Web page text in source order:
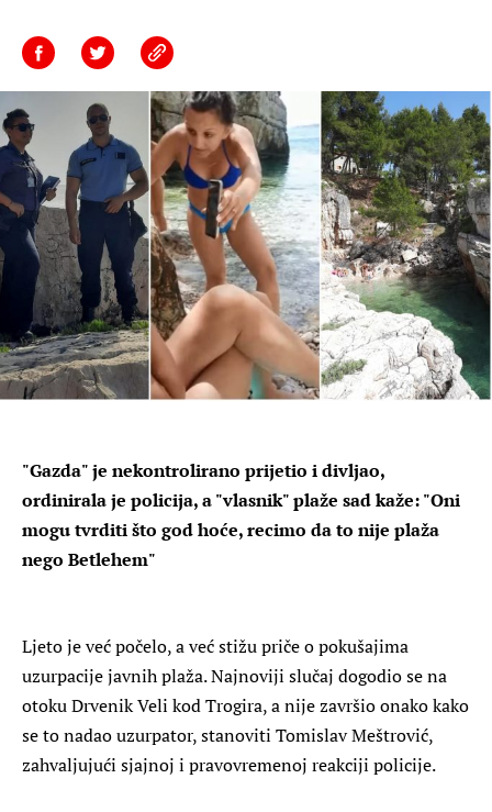
"Gazda" je nekontrolirano prijetio i divljao,
ordinirala je policija, a "vlasnik" plaže sad kaže: "Oni
mogu tvrditi što god hoće, recimo da to nije plaža
nego Betlehem"
Ljeto je već počelo, a već stižu priče o pokušajima
uzurpacije javnih plaža. Najnoviji slučaj dogodio se na
otoku Drvenik Veli kod Trogira, a nije završio onako kako
se to nadao uzurpator, stanoviti Tomislav Meštrović,
zahvaljujući sjajnoj i pravovremenoj reakciji policije.